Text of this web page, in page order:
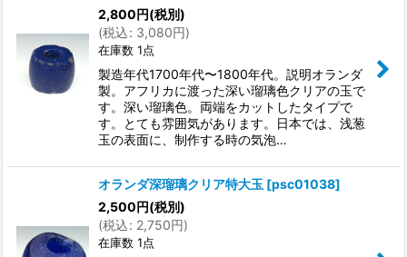
2,800円(税別)
(税込: 3,080円)
在庫数 1点
製造年代1700年代〜1800年代。説明オランダ
製。アフリカに渡った深い瑠璃色クリアの玉で
す。深い瑠璃色。両端をカットしたタイプで
す。とても雰囲気があります。日本では、浅葱
玉の表面に、制作する時の気泡…
オランダ深瑠璃クリア特大玉 [psc01038]
2,500円(税別)
(税込: 2,750円)
在庫数 1点